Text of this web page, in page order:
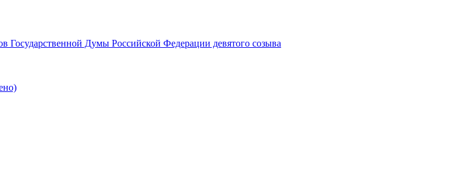
Государственной Думы Российской Федерации девятого созыва